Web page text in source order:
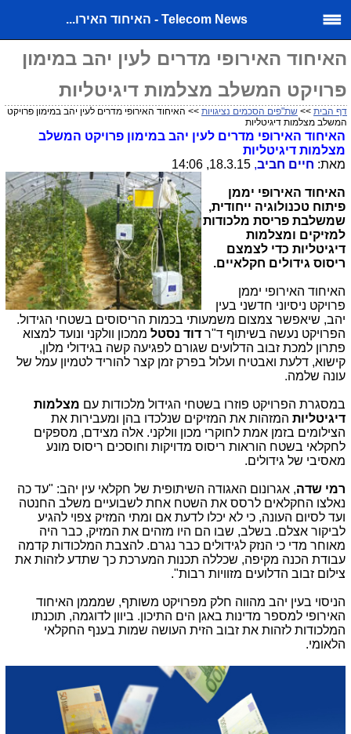
Telecom News - האיחוד האירו...
האיחוד האירופי מדרים לעין יהב במימון
פרויקט המשלב מצלמות דיגיטליות
דף הבית >> שת"פים הסכמים נציגויות >> האיחוד האירופי מדרים לעין יהב במימון פרויקט
המשלב מצלמות דיגיטליות
האיחוד האירופי מדרים לעין יהב במימון פרויקט המשלב
מצלמות דיגיטליות
מאת: חיים חביב,
האיחוד האירופי יממן
פיתוח טכנולוגיה ייחודית,
שמשלבת פריסת מלכודות
למזיקים ומצלמות
דיגיטליות כדי לצמצם
ריסוס גידולים חקלאיים.
האיחוד האירופי יממן
פרויקט ניסיוני חדשני בעין
יהב, שיאפשר צמצום משמעותי בכמות הריסוסים בשטחי הגידול.
הפרויקט נעשה בשיתוף ד"ר דוד נסטל ממכון וולקני ונועד למצוא
פתרון למכת זבוב הדלועים שגורם לפגיעה קשה בגידולי מלון,
קישוא, דלעת ואבטיח ועלול בפרק זמן קצר להוריד לטמיון עמל של
עונה שלמה.
במסגרת הפרויקט פוזרו בשטחי הגידול מלכודות עם מצלמות
דיגיטליות המזהות את המזיקים שנלכדו בהן ומעבירות את
הצילומים בזמן אמת לחוקרי מכון וולקני. אלה מצידם, מספקים
לחקלאי בשטח הוראות ריסוס מדויקות וחוסכים ריסוס מונע
מאסיבי של גידולים.
רמי שדה, אגרונום האגודה השיתופית של חקלאי עין יהב: "עד כה
נאלצו החקלאים לרסס את השטח אחת לשבועיים משלב החנטה
ועד לסיום העונה, כי לא יכלו לדעת אם ומתי המזיק צפוי להגיע
לביקור אצלם. בשלב, שבו הם היו מזהים את המזיק, כבר היה
מאוחר מדי כי הנזק לגידולים כבר נגרם. להצבת המלכודות קדמה
עבודת הכנה מקיפה, שכללה תכנות המערכת כך שתדע לזהות את
צילום זבוב הדלועים מזוויות רבות".
הניסוי בעין יהב מהווה חלק מפרויקט משותף, שמממן האיחוד
האירופי למספר מדינות באגן הים התיכון. ביוון לדוגמה, תוכנתו
המלכודות לזהות את זבוב הזית העושה שמות בענף החקלאי
הלאומי.